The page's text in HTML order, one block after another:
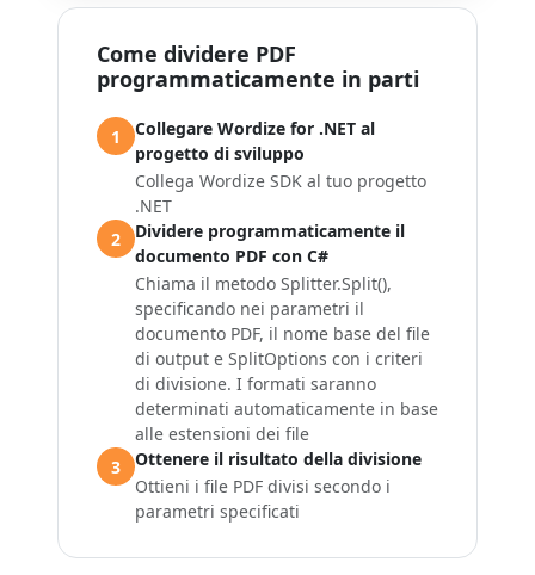
Come dividere PDF
programmaticamente in parti
1
Collegare Wordize for .NET al
progetto di sviluppo
Collega Wordize SDK al tuo progetto
.NET
2
Dividere programmaticamente il
documento PDF con C#
Chiama il metodo Splitter.Split(),
specificando nei parametri il
documento PDF, il nome base del file
di output e SplitOptions con i criteri
di divisione. I formati saranno
determinati automaticamente in base
alle estensioni dei file
3
Ottenere il risultato della divisione
Ottieni i file PDF divisi secondo i
parametri specificati